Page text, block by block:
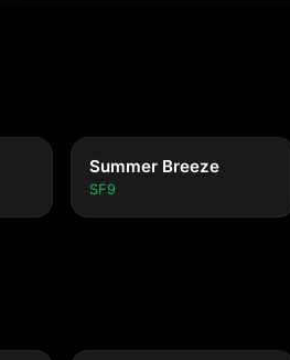
Summer Breeze
SF9